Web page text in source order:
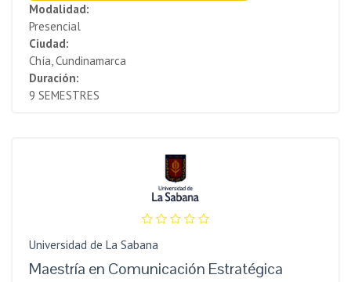
Modalidad:
Presencial
Ciudad:
Chía, Cundinamarca
Duración:
9 SEMESTRES
Universidad de La Sabana
Maestría en Comunicación Estratégica